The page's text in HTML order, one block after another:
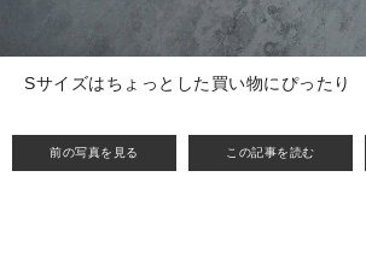
前の写真を見る この記事を読む
Sサイズはちょっとした買い物にぴったり